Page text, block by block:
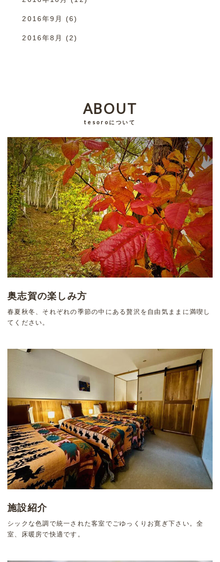
2016年9月 (6)
2016年8月 (2)
ABOUT
tesoroについて
奥志賀の楽しみ方
春夏秋冬、それぞれの季節の中にある贅沢を自由気ままに満喫し
てください。
施設紹介
シックな色調で統一された客室でごゆっくりお寛ぎ下さい。全
室、床暖房で快適です。